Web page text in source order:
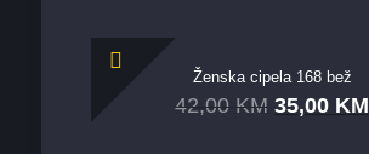
Ženska cipela 168 bež
42,00 KM 35,00 KM